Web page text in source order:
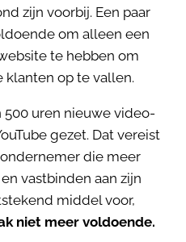
zijn voorbij. Een paar
om alleen een
te hebben om
op te vallen.
uren nieuwe video-
gezet. Dat vereist
die meer
vastbinden aan zijn
middel voor,
niet meer voldoende.